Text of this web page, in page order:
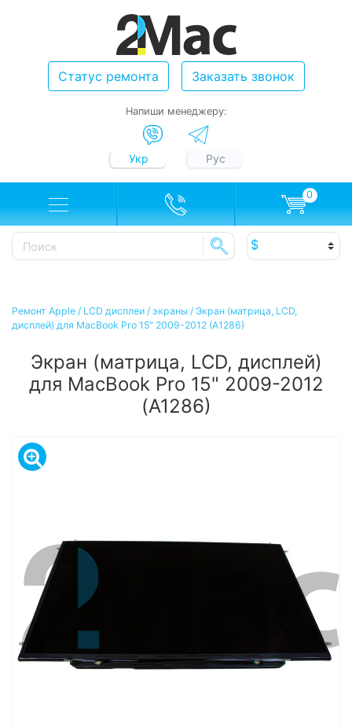
Статус ремонта Заказать звонок
Напиши менеджеру:
Укр Рус
0
Ремонт Apple / LCD дисплеи / экраны / Экран (матрица, LCD,
дисплей) для MacBook Pro 15" 2009-2012 (A1286)
Экран (матрица, LCD, дисплей)
для MacBook Pro 15" 2009-2012
(A1286)